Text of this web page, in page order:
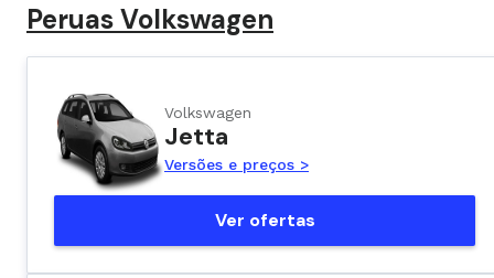
Peruas Volkswagen
Volkswagen
Jetta
Versões e preços >
Ver ofertas